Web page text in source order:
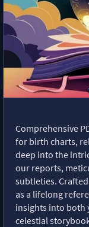
Comprehensive
for birth charts,
deep into the
our reports,
subtleties.
as a lifelong
insights into both
celestial